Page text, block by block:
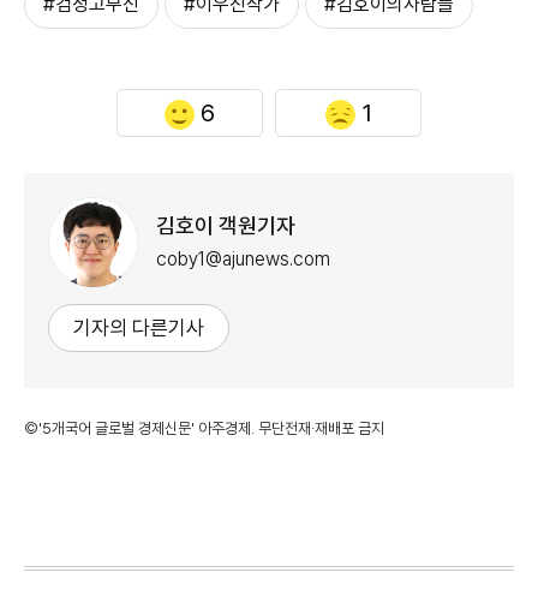
6 1
김호이 객원기자
coby1@ajunews.com
기자의 다른기사
©'5개국어 글로벌 경제신문' 아주경제. 무단전재·재배포 금지